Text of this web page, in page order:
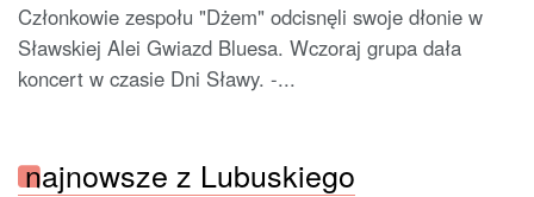
Członkowie zespołu "Dżem" odcisnęli swoje dłonie w
Sławskiej Alei Gwiazd Bluesa. Wczoraj grupa dała
koncert w czasie Dni Sławy. -...
najnowsze z Lubuskiego